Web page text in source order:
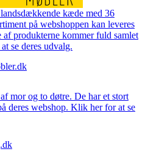
kæde med 36
på webshoppen kan leveres
produkterne kommer fuld samlet
se deres udvalg.
mor og to døtre. De har et stort
deres webshop. Klik her for at se